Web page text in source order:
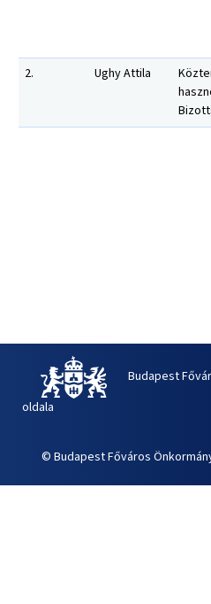
2. Ughy Attila
Budapest
oldala
© Budapest Főváros